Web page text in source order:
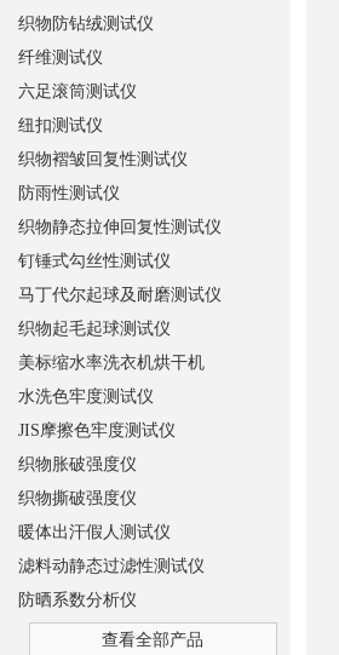
织物防钻绒测试仪
纤维测试仪
六足滚筒测试仪
纽扣测试仪
织物褶皱回复性测试仪
防雨性测试仪
织物静态拉伸回复性测试仪
钉锤式勾丝性测试仪
马丁代尔起球及耐磨测试仪
织物起毛起球测试仪
美标缩水率洗衣机烘干机
水洗色牢度测试仪
JIS摩擦色牢度测试仪
织物胀破强度仪
织物撕破强度仪
暖体出汗假人测试仪
滤料动静态过滤性测试仪
防晒系数分析仪
查看全部产品